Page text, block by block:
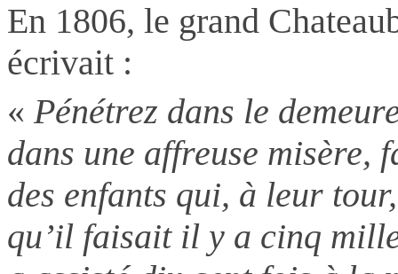
En 1806, le grand
écrivait :
« Pénétrez dans le
dans une affreuse
des enfants qui, à leur
qu’il faisait il y a cinq